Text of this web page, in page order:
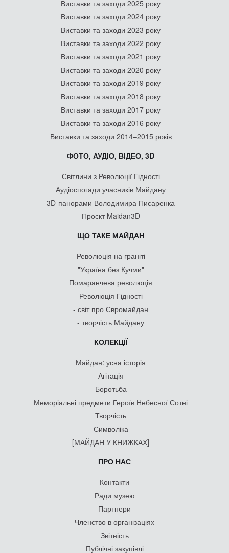
Виставки та заходи 2025 року
Виставки та заходи 2024 року
Виставки та заходи 2023 року
Виставки та заходи 2022 року
Виставки та заходи 2021 року
Виставки та заходи 2020 року
Виставки та заходи 2019 року
Виставки та заходи 2018 року
Виставки та заходи 2017 року
Виставки та заходи 2016 року
Виставки та заходи 2014–2015 років
ФОТО, АУДІО, ВІДЕО, 3D
Світлини з Революції Гідності
Аудіоспогади учасників Майдану
3D-панорами Володимира Писаренка
Проєкт Maidan3D
ЩО ТАКЕ МАЙДАН
Революція на граніті
"Україна без Кучми"
Помаранчева революція
Революція Гідності
- світ про Євромайдан
- творчість Майдану
КОЛЕКЦІЇ
Майдан: усна історія
Агітація
Боротьба
Меморіальні предмети Героїв Небесної Сотні
Творчість
Символіка
[МАЙДАН У КНИЖКАХ]
ПРО НАС
Контакти
Ради музею
Партнери
Членство в організаціях
Звітність
Публічні закупівлі